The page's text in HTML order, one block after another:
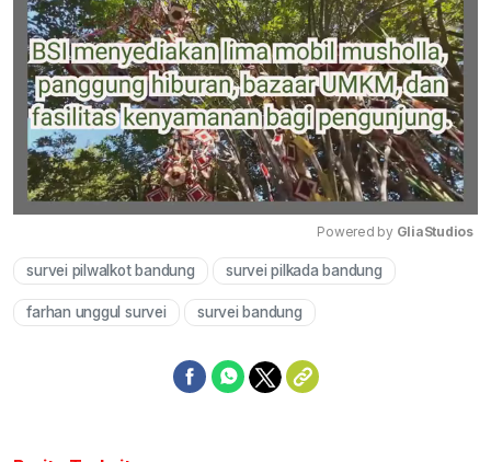
Powered by GliaStudios
survei pilwalkot bandung survei pilkada bandung
farhan unggul survei survei bandung